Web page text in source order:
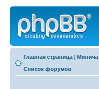
Главная страница |
Список форумов